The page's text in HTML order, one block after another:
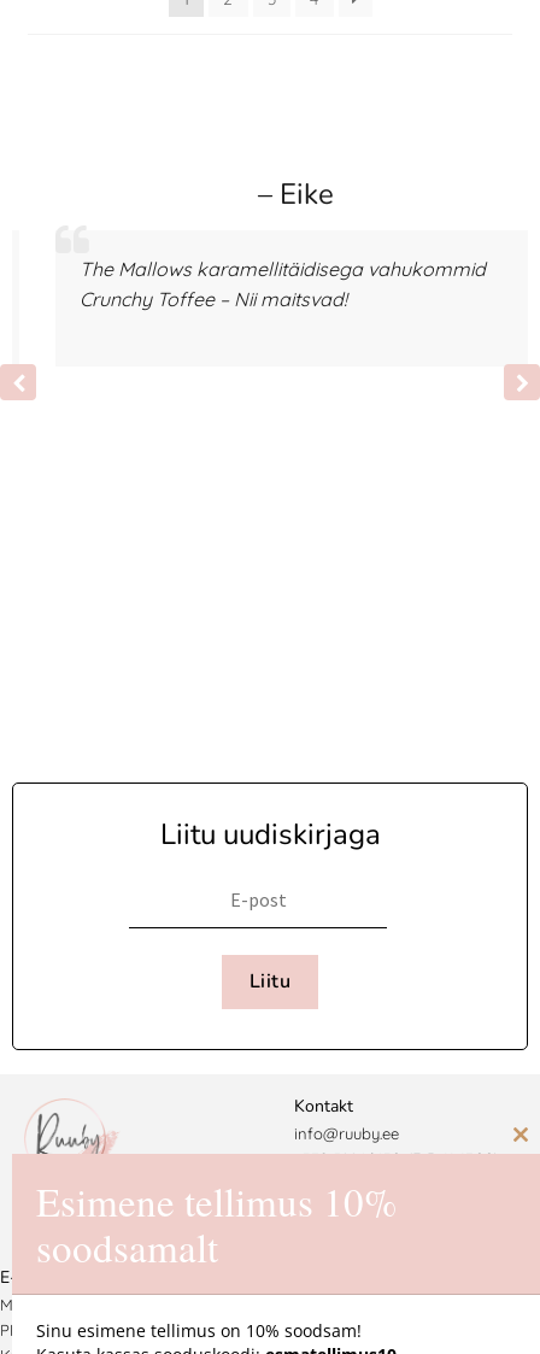
– Eike
The Mallows karamellitäidisega vahukommid
Crunchy Toffee – Nii maitsvad!
Liitu uudiskirjaga
Liitu
Ruuby Disain OÜ
Reg. nr. 16725550
Kontakt
info@ruuby.ee
+372 58846430 (E-R 11-17.00)
E-pood
MÜÜGITINGIMUSED
PRIVAATSUSPOLIITIKA
Esimene tellimus 10%
soodsamalt
Sinu esimene tellimus on 10% soodsam!